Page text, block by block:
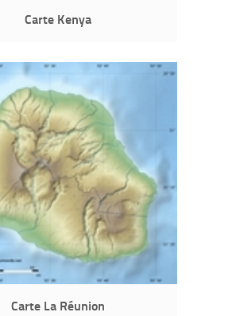
Carte Kenya
Carte La Réunion